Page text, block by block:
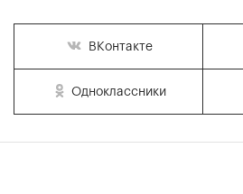
ВКонтакте
Одноклассники